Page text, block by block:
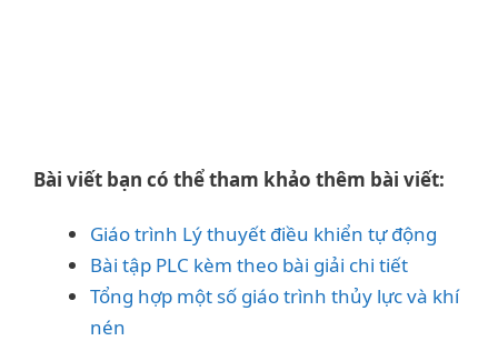
Bài viết bạn có thể tham khảo thêm bài viết:
Giáo trình Lý thuyết điều khiển tự động
Bài tập PLC kèm theo bài giải chi tiết
Tổng hợp một số giáo trình thủy lực và khí
nén